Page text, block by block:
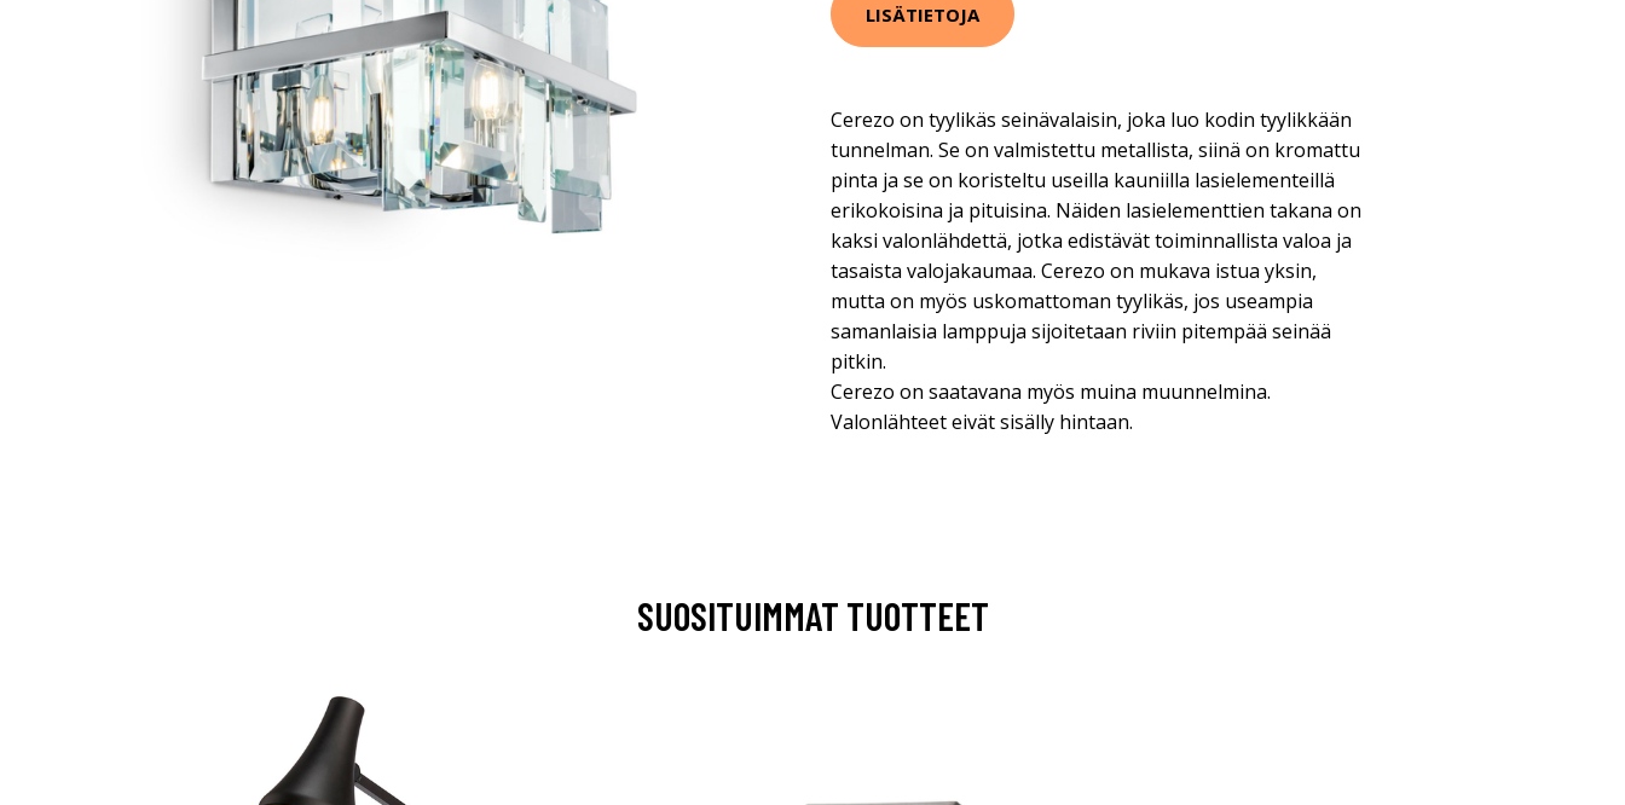
LISÄTIETOJA
Cerezo on tyylikäs seinävalaisin, joka luo kodin tyylikkään
tunnelman. Se on valmistettu metallista, siinä on kromattu
pinta ja se on koristeltu useilla kauniilla lasielementeillä
erikokoisina ja pituisina. Näiden lasielementtien takana on
kaksi valonlähdettä, jotka edistävät toiminnallista valoa ja
tasaista valojakaumaa. Cerezo on mukava istua yksin,
mutta on myös uskomattoman tyylikäs, jos useampia
samanlaisia lamppuja sijoitetaan riviin pitempää seinää
pitkin.
Cerezo on saatavana myös muina muunnelmina.
Valonlähteet eivät sisälly hintaan.
SUOSITUIMMAT TUOTTEET